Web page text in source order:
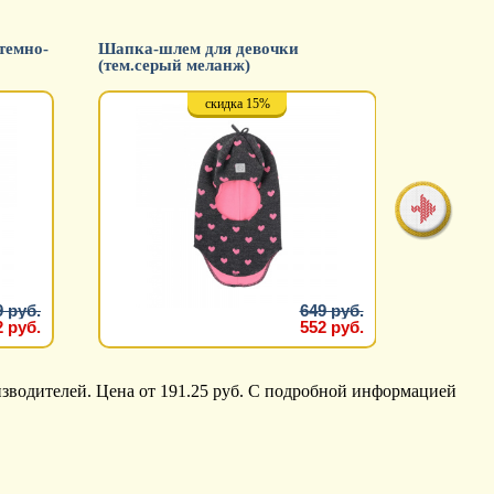
руб.
руб.
Шапка-шлем для девочки
(тем.серый меланж)
скидка 15%
649 руб.
552 руб.
Цена от 191.25 руб. С подробной информацией